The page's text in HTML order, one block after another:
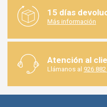
15 días
Más información
Atención al
Llámanos al 926